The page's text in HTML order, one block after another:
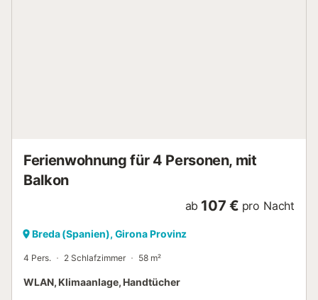
Ferienwohnung für 4 Personen, mit
Balkon
ab 107 € pro Nacht
Breda (Spanien), Girona Provinz
4 Pers. 2 Schlafzimmer 58 m²
WLAN, Klimaanlage, Handtücher